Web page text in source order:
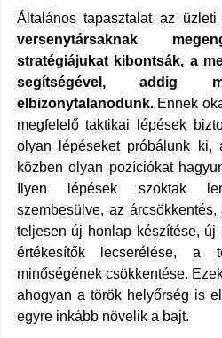
Általános tapasztalat az
versenytársaknak
stratégiájukat kibontsák, a
segítségével, addig
elbizonytalanodunk.Ennek
megfelelő taktikai lépések
olyan lépéseket próbálunk ki,
közben olyan pozíciókat
Ilyen lépések szoktak
szembesülve, az
teljesen új honlap készítése, új
értékesítők lecserélése, a
minőségének csökkentése.
ahogyan a török helyőrség is
egyre inkább növelik a bajt.